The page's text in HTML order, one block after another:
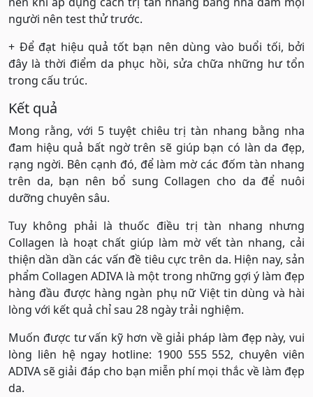
người nên test thử trước.
+ Để đạt hiệu quả tốt bạn nên dùng vào buổi tối, bởi
đây là thời điểm da phục hồi, sửa chữa những hư tổn
trong cấu trúc.
Kết quả
Mong rằng, với 5 tuyệt chiêu trị tàn nhang bằng nha
đam hiệu quả bất ngờ trên sẽ giúp bạn có làn da đẹp,
rạng ngời. Bên cạnh đó, để làm mờ các đốm tàn nhang
trên da, bạn nên bổ sung Collagen cho da để nuôi
dưỡng chuyên sâu.
Tuy không phải là thuốc điều trị tàn nhang nhưng
Collagen là hoạt chất giúp làm mờ vết tàn nhang, cải
thiện dần dần các vấn đề tiêu cực trên da. Hiện nay, sản
phẩm Collagen ADIVA là một trong những gợi ý làm đẹp
hàng đầu được hàng ngàn phụ nữ Việt tin dùng và hài
lòng với kết quả chỉ sau 28 ngày trải nghiệm.
Muốn được tư vấn kỹ hơn về giải pháp làm đẹp này, vui
lòng liên hệ ngay hotline: 1900 555 552, chuyên viên
ADIVA sẽ giải đáp cho bạn miễn phí mọi thắc về làm đẹp
da.